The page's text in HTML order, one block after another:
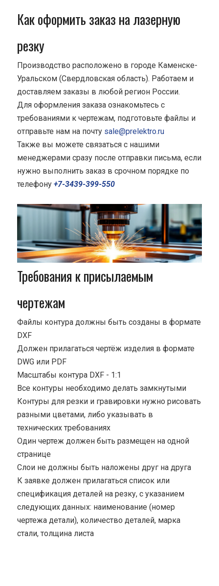
Как оформить заказ на лазерную
резку
Производство расположено в городе Каменске-
Уральском (Свердловская область). Работаем и
доставляем заказы в любой регион России.
Для оформления заказа ознакомьтесь с
требованиями к чертежам, подготовьте файлы и
отправьте нам на почту sale@prelektro.ru
Также вы можете связаться с нашими
менеджерами сразу после отправки письма, если
нужно выполнить заказ в срочном порядке по
телефону +7-3439-399-550
Требования к присылаемым
чертежам
Файлы контура должны быть созданы в формате
DXF
Должен прилагаться чертёж изделия в формате
DWG или PDF
Масштабы контура DXF - 1:1
Все контуры необходимо делать замкнутыми
Контуры для резки и гравировки нужно рисовать
разными цветами, либо указывать в
технических требованиях
Один чертеж должен быть размещен на одной
странице
Cлои не должны быть наложены друг на друга
К заявке должен прилагаться список или
спецификация деталей на резку, с указанием
следующих данных: наименование (номер
чертежа детали), количество деталей, марка
стали, толщина листа